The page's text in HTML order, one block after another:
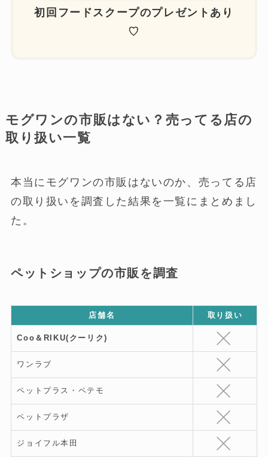
初回フードスクープのプレゼントあり
♡
モグワンの市販はない？売ってる店の
取り扱い一覧
本当にモグワンの市販はないのか、売ってる店
の取り扱いを調査した結果を一覧にまとめまし
た。
ペットショップの市販を調査
店舗名 取り扱い
Coo＆RIKU(クーリク)
ワンラブ
ペットプラス・ペテモ
ペットプラザ
ジョイフル本田